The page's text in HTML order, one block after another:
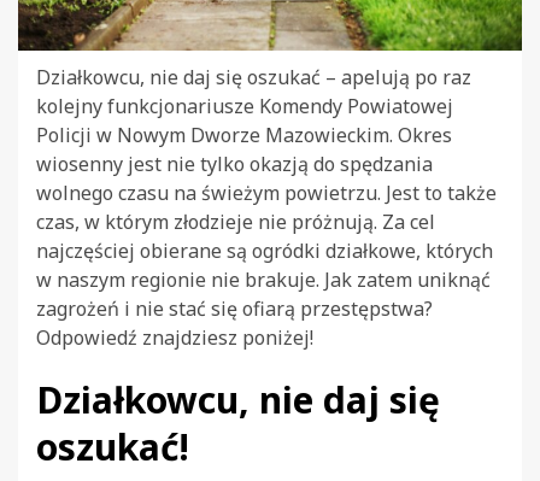
Działkowcu, nie daj się oszukać – apelują po raz
kolejny funkcjonariusze Komendy Powiatowej
Policji w Nowym Dworze Mazowieckim. Okres
wiosenny jest nie tylko okazją do spędzania
wolnego czasu na świeżym powietrzu. Jest to także
czas, w którym złodzieje nie próżnują. Za cel
najczęściej obierane są ogródki działkowe, których
w naszym regionie nie brakuje. Jak zatem uniknąć
zagrożeń i nie stać się ofiarą przestępstwa?
Odpowiedź znajdziesz poniżej!
Działkowcu, nie daj się
oszukać!